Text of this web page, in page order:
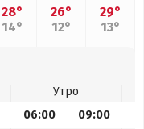
28°
14°
26°
12°
29°
13°
Утро
06:00 09:00